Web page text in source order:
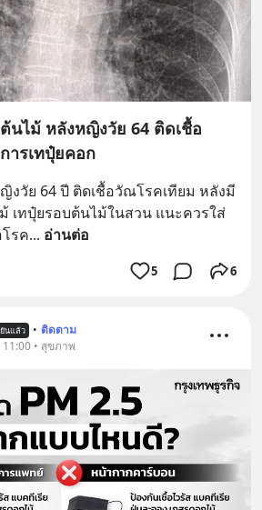
นไม้ หลังหญิงวัย 64 ติดเชื้อ
ารเทปุ๋ยคอก
งวัย 64 ปี ติดเชื้อวัณโรคเทียม หลังมี
เทปุ๋ยรอบต้นไม้ในสวน แนะควรใส่
รค... อ่านต่อ
5 6
นแล้ว • ติดตาม
11:00 • สุขภาพ